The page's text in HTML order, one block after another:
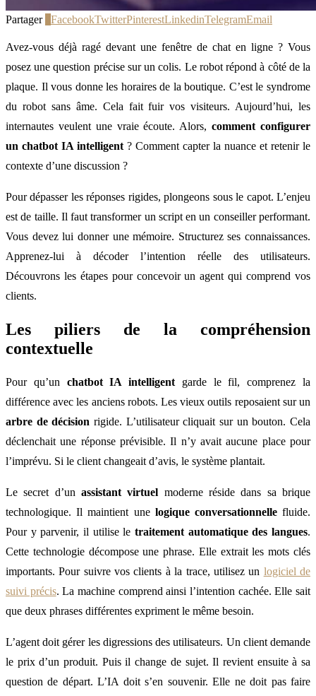
Partager FacebookTwitterPinterestLinkedinTelegramEmail
Avez-vous déjà ragé devant une fenêtre de chat en ligne ? Vous
posez une question précise sur un colis. Le robot répond à côté de la
plaque. Il vous donne les horaires de la boutique. C’est le syndrome
du robot sans âme. Cela fait fuir vos visiteurs. Aujourd’hui, les
internautes veulent une vraie écoute. Alors,comment configurer
un chatbot IA intelligent ? Comment capter la nuance et retenir le
contexte d’une discussion ?
Pour dépasser les réponses rigides, plongeons sous le capot. L’enjeu
est de taille. Il faut transformer un script en un conseiller performant.
Vous devez lui donner une mémoire. Structurez ses connaissances.
Apprenez-lui à décoder l’intention réelle des utilisateurs.
Découvrons les étapes pour concevoir un agent qui comprend vos
clients.
Les piliers de la compréhension
contextuelle
Pour qu’un chatbot IA intelligent garde le fil, comprenez la
différence avec les anciens robots. Les vieux outils reposaient sur un
arbre de décision rigide. L’utilisateur cliquait sur un bouton. Cela
déclenchait une réponse prévisible. Il n’y avait aucune place pour
l’imprévu. Si le client changeait d’avis, le système plantait.
Le secret d’un assistant virtuel moderne réside dans sa brique
technologique. Il maintient une logique conversationnellefluide.
Pour y parvenir, il utilise le traitement automatique des langues.
Cette technologie décompose une phrase. Elle extrait les mots clés
importants. Pour suivre vos clients à la trace, utilisez un logiciel de
suivi précis. La machine comprend ainsi l’intention cachée. Elle sait
que deux phrases différentes expriment le même besoin.
L’agent doit gérer les digressions des utilisateurs. Un client demande
le prix d’un produit. Puis il change de sujet. Il revient ensuite à sa
question de départ. L’IA doit s’en souvenir. Elle ne doit pas faire